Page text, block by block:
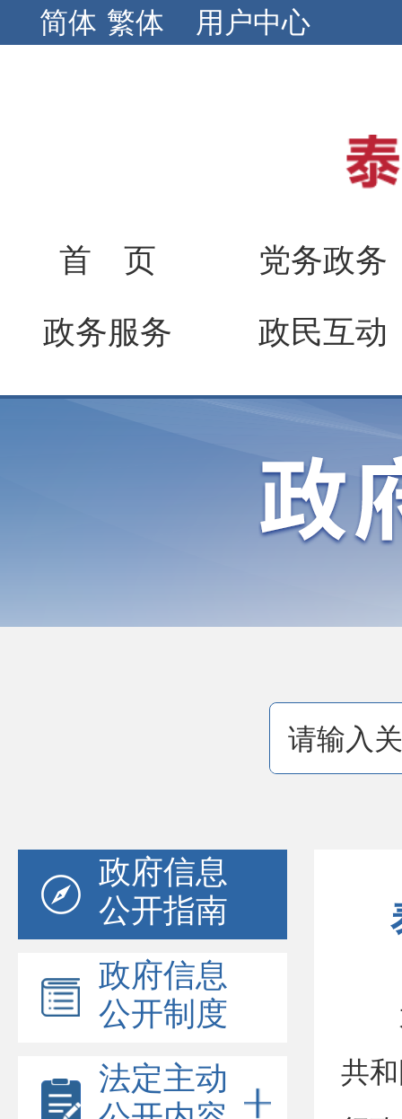
简体 繁体 用户中心
首 页
党务政务
政务服务
政民互动
政府信息
公开指南
政府信息
公开制度
法定主动
共